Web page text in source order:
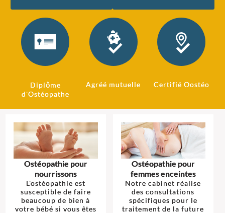
Diplôme
d'Ostéopathe
Agréé mutuelle Certifié Oostéo
Ostéopathie pour
nourrissons
L'ostéopathie est
susceptible de faire
beaucoup de bien à
votre bébé si vous êtes
Ostéopathie pour
femmes enceintes
Notre cabinet réalise
des consultations
spécifiques pour le
traitement de la future